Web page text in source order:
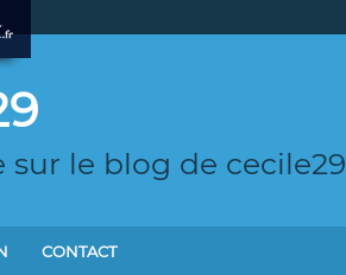
sur le blog de cecile29
CONTACT